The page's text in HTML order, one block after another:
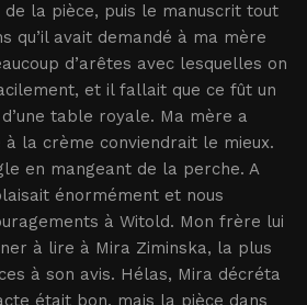
la pièce, puis le manuscrit tout
qu’il avait demandé à ma mère
d’arêtes avec lesquelles on
et il fallait que ce fût un
table royale. Ma mère a
à la crème conviendrait le mieux.
en mangeant de la perche. A
énormément et nous
à Witold. Mon frère lui
à lire à Mira Ziminska, la plus
à son avis. Hélas, Mira décréta
était bon, mais la pièce dans